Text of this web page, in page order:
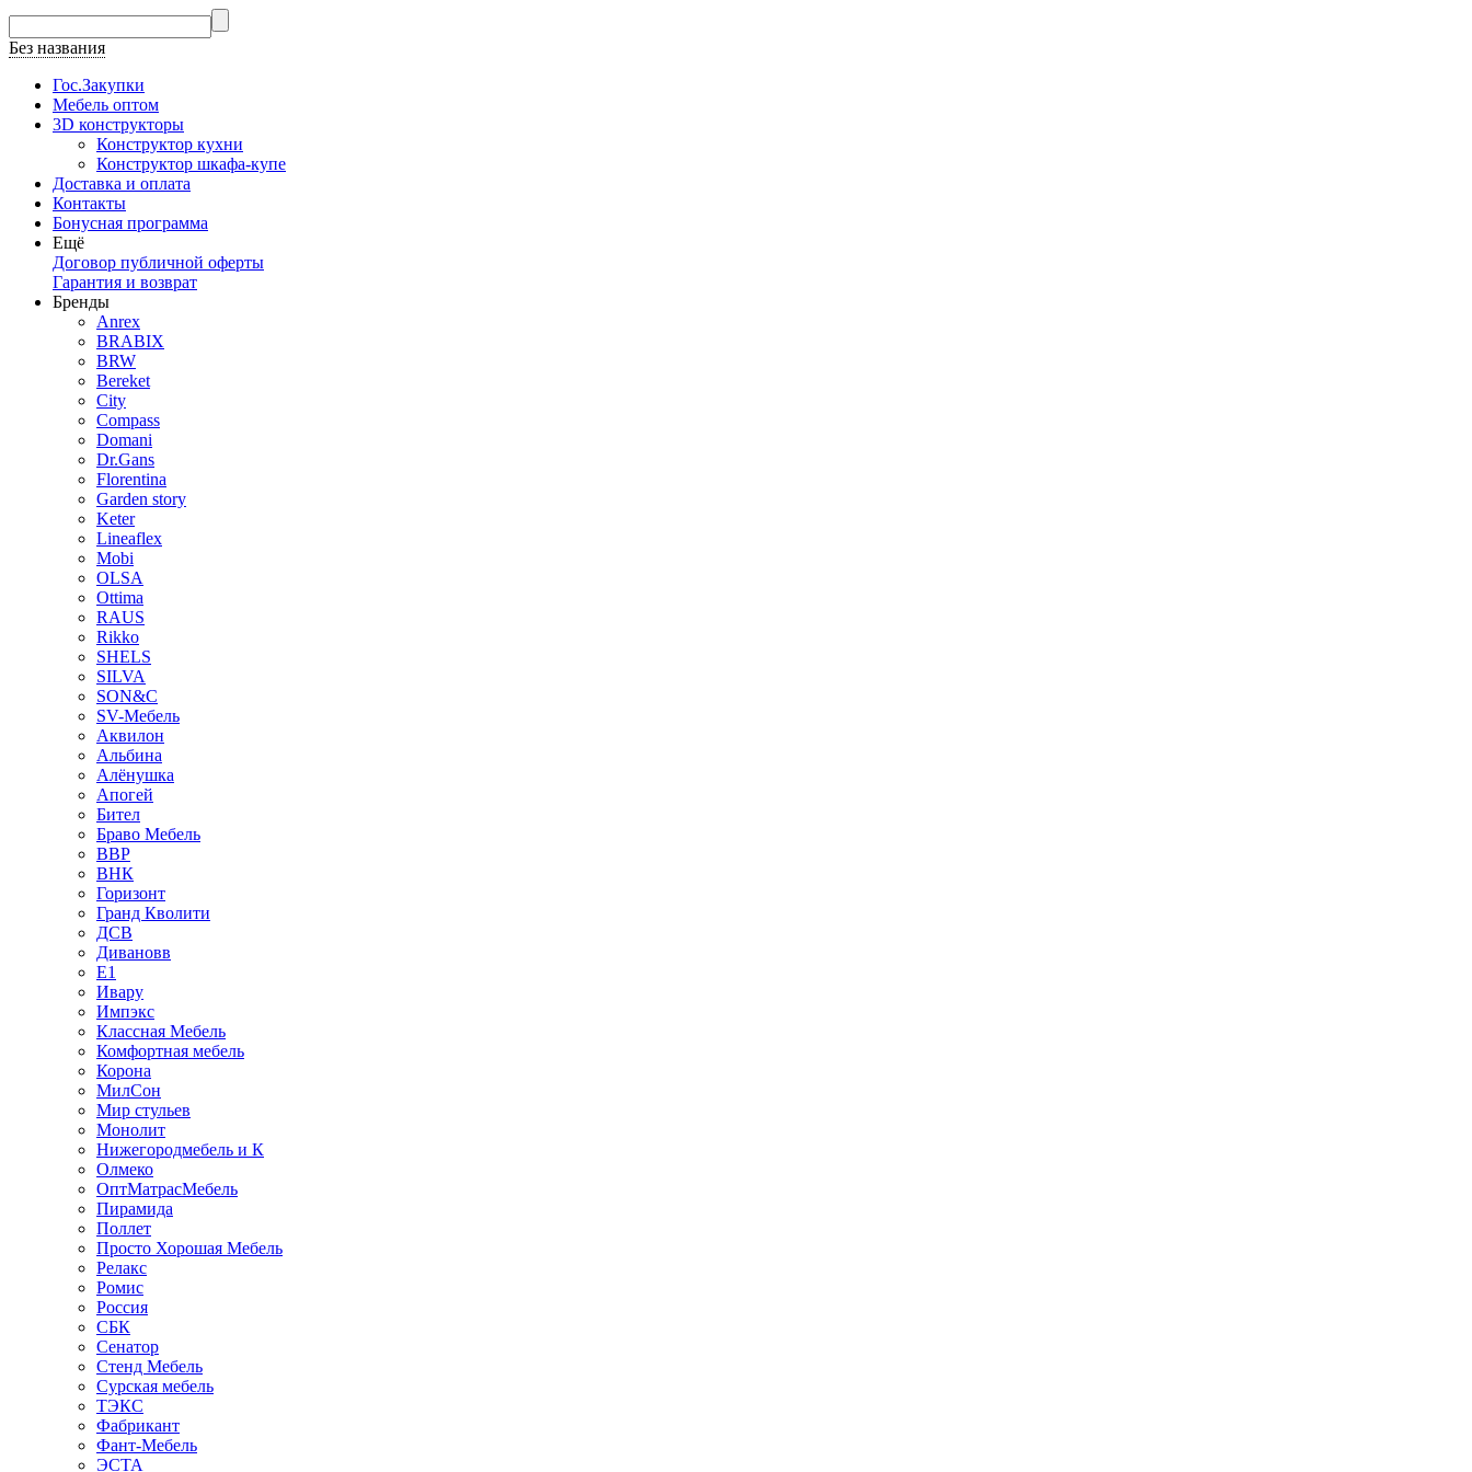
Без названия
Гос.Закупки
Мебель оптом
3D конструкторы
Конструктор кухни
Конструктор шкафа-купе
Доставка и оплата
Контакты
Бонусная программа
Ещё
Договор публичной оферты
Гарантия и возврат
Бренды
Anrex
BRABIX
BRW
Bereket
City
Compass
Domani
Dr.Gans
Florentina
Garden story
Keter
Lineaflex
Mobi
OLSA
Ottima
RAUS
Rikko
SHELS
SILVA
SON&C
SV-Мебель
Аквилон
Альбина
Алёнушка
Апогей
Бител
Браво Мебель
ВВР
ВНК
Горизонт
Гранд Кволити
ДСВ
Дивановв
Е1
Ивару
Импэкс
Классная Мебель
Комфортная мебель
Корона
МилСон
Мир стульев
Монолит
Нижегородмебель и К
Олмеко
ОптМатрасМебель
Пирамида
Поллет
Просто Хорошая Мебель
Релакс
Ромис
Россия
СБК
Сенатор
Стенд Мебель
Сурская мебель
ТЭКС
Фабрикант
Фант-Мебель
ЭСТА